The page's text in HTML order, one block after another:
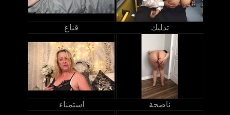
قناع تدليك
استمناء ناضجة